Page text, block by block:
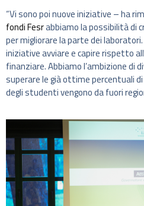
“Vi sono poi nuove iniziative – ha
fondi Fesrabbiamo la possibilità di
per migliorare la parte dei
iniziative avviare e capire rispetto
finanziare. Abbiamo l’ambizione
superare le già ottime percentuali di
degli studenti vengono da fuori